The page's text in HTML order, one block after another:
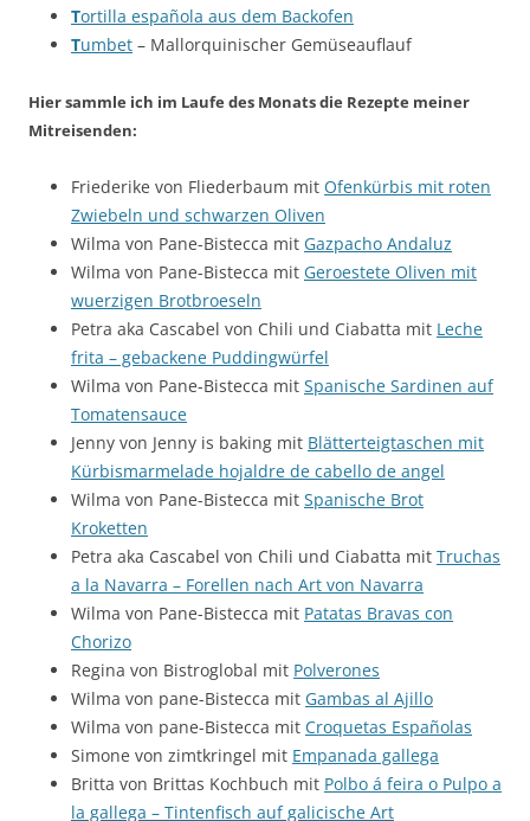
Tortilla española aus dem Backofen
Tumbet – Mallorquinischer Gemüseauflauf
Hier sammle ich im Laufe des Monats die Rezepte meiner
Mitreisenden:
Friederike von Fliederbaum mit Ofenkürbis mit roten
Zwiebeln und schwarzen Oliven
Wilma von Pane-Bistecca mit Gazpacho Andaluz
Wilma von Pane-Bistecca mit Geroestete Oliven mit
wuerzigen Brotbroeseln
Petra aka Cascabel von Chili und Ciabatta mit Leche
frita – gebackene Puddingwürfel
Wilma von Pane-Bistecca mit Spanische Sardinen auf
Tomatensauce
Jenny von Jenny is baking mit Blätterteigtaschen mit
Kürbismarmelade hojaldre de cabello de angel
Wilma von Pane-Bistecca mit Spanische Brot
Kroketten
Petra aka Cascabel von Chili und Ciabatta mit Truchas
a la Navarra – Forellen nach Art von Navarra
Wilma von Pane-Bistecca mit Patatas Bravas con
Chorizo
Regina von Bistroglobal mit Polverones
Wilma von pane-Bistecca mit Gambas al Ajillo
Wilma von pane-Bistecca mit Croquetas Españolas
Simone von zimtkringel mit Empanada gallega
Britta von Brittas Kochbuch mit Polbo á feira o Pulpo a
la gallega – Tintenfisch auf galicische Art